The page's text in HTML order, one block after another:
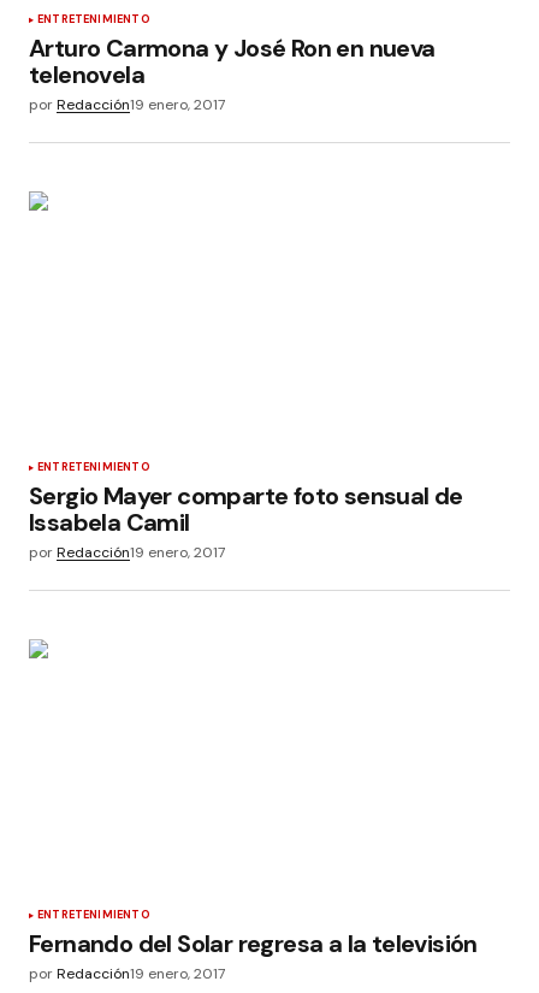
ENTRETENIMIENTO
Arturo Carmona y José Ron en nueva
telenovela
porRedacción19 enero, 2017
ENTRETENIMIENTO
Sergio Mayer comparte foto sensual de
Issabela Camil
porRedacción19 enero, 2017
ENTRETENIMIENTO
Fernando del Solar regresa a la televisión
porRedacción19 enero, 2017